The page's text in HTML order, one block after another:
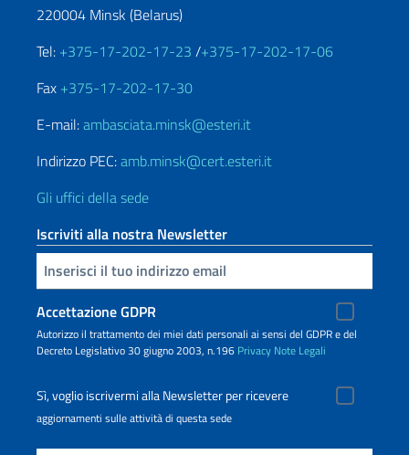
220004 Minsk (Belarus)
Tel: +375-17-202-17-23 /+375-17-202-17-06
Fax +375-17-202-17-30
E-mail:ambasciata.minsk@esteri.it
Indirizzo PEC:amb.minsk@cert.esteri.it
Gli uffici della sede
Iscriviti alla nostra Newsletter
Inserisci la tua email
Accettazione GDPR
Autorizzo il trattamento dei miei dati personali ai sensi del GDPR e del
Decreto Legislativo 30 giugno 2003, n.196 Privacy Note Legali
Sì, voglio iscrivermi alla Newsletter per ricevere
aggiornamenti sulle attività di questa sede